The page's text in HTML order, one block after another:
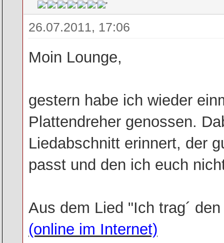
26.07.2011, 17:06
Moin Lounge,
gestern habe ich wieder
Plattendreher genossen.
Liedabschnitt erinnert, der
passt und den ich euch
Aus dem Lied "Ich trag´
(online im Internet)